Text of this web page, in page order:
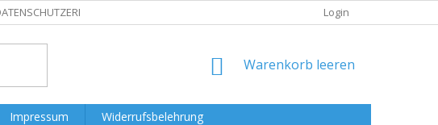
Login
WARENKORB
Warenkorb leeren
Impressum
Widerrufsbelehrung